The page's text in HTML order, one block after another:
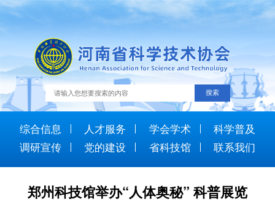
综合信息 人才服务 学会学术
科学普及
调研宣传
党的建设 省科技馆 联系我们
郑州科技馆举办“人体奥秘” 科普展览